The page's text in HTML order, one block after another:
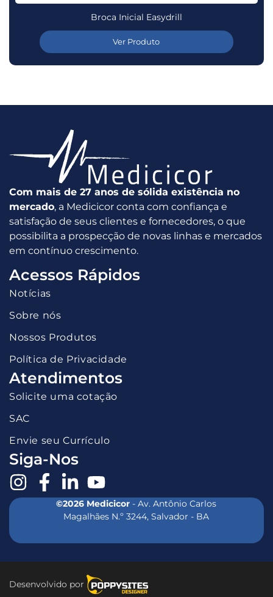
Broca Inicial Easydrill
Ver Produto
Com mais de 27 anos de sólida existência no
mercado, a Medicicor conta com confiança e
satisfação de seus clientes e fornecedores, o que
possibilita a prospecção de novas linhas e mercados
em contínuo crescimento.
Acessos Rápidos
Notícias
Sobre nós
Nossos Produtos
Política de Privacidade
Atendimentos
Solicite uma cotação
SAC
Envie seu Currículo
Siga-Nos
©2026 Medicicor - Av. Antônio Carlos
Magalhães N.º 3244, Salvador - BA
Desenvolvido por